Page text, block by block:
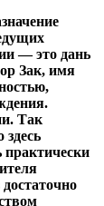
— это дань
Зак, имя
Так
практически